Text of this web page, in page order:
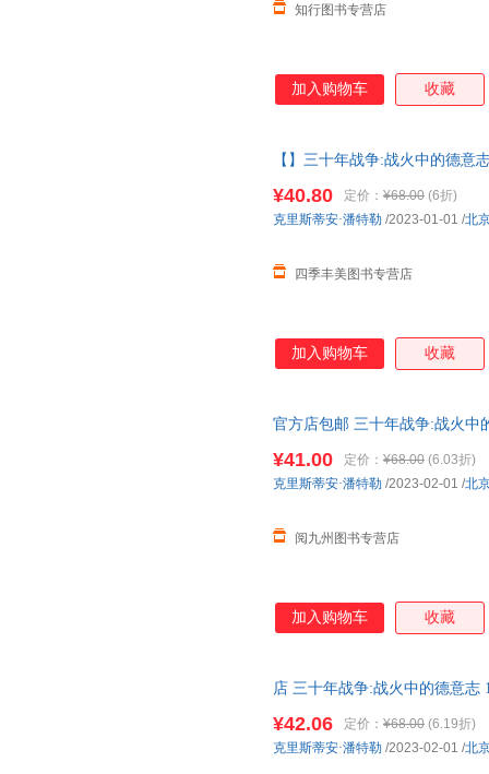
知行图书专营店
加入购物车 收藏
【】三十年战争:战火中的德意
¥40.80 定价： ¥68.00 (6折)
四季丰美图书专营店
克里斯蒂安·潘特勒 /2023-01-01 /北
加入购物车 收藏
官方店包邮 三十年战争:战火中
¥41.00 定价： ¥68.00 (6.03折)
阅九州图书专营店
克里斯蒂安·潘特勒 /2023-02-01 /北
加入购物车 收藏
店 三十年战争:战火中的德意志
¥42.06 定价： ¥68.00 (6.19折)
克里斯蒂安·潘特勒 /2023-02-01 /北